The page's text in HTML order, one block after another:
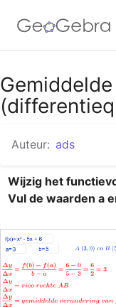
Google
Auteur: ads
Wijzig het
Vul de waarden a